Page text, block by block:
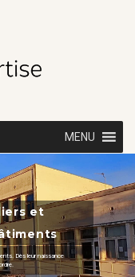
MENU
et
Dès leur naissance